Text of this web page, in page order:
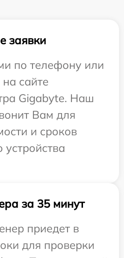
заявки
по телефону или
на сайте
Gigabyte. Наш
Вам для
и сроков
за 35 минут
приедет в
для проверки